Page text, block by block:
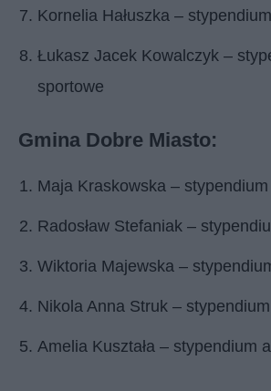
Kornelia Hałuszka –
Łukasz Jacek Kowalczyk –
sportowe
Gmina Dobre Miasto:
Maja Kraskowska –
Radosław Stefaniak –
Wiktoria Majewska –
Nikola Anna Struk –
Amelia Kuształa – stypendium